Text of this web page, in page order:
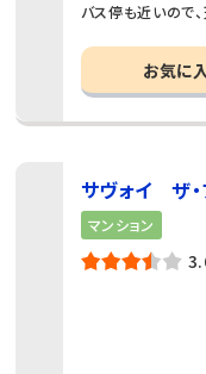
バス停も近いので
お気に
サヴォイ ザ・
マンション